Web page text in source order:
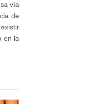
vía
de
en la